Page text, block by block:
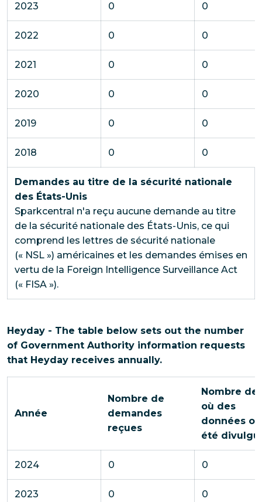
2023 0 0
2022 0 0
2021 0 0
2020 0 0
2019 0 0
2018 0 0
Demandes au titre de la sécurité nationale
des États-Unis
Sparkcentral n'a reçu aucune demande au titre
de la sécurité nationale des États-Unis, ce qui
comprend les lettres de sécurité nationale
(« NSL ») américaines et les demandes émises en
vertu de la Foreign Intelligence Surveillance Act
(« FISA »).
Heyday - The table below sets out the number
of Government Authority information requests
that Heyday receives annually.
Année
Nombre de
demandes
reçues
Nombre de
où des
données
été
2024 0 0
2023 0 0